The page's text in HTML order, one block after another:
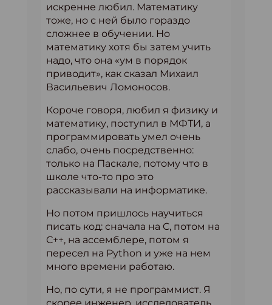
искренне любил. Математику
тоже, но с ней было гораздо
сложнее в обучении. Но
математику хотя бы затем учить
надо, что она «ум в порядок
приводит», как сказал Михаил
Васильевич Ломоносов.
Короче говоря, любил я физику и
математику, поступил в МФТИ, а
программировать умел очень
слабо, очень посредственно:
только на Паскале, потому что в
школе что-то про это
рассказывали на информатике.
Но потом пришлось научиться
писать код: сначала на C, потом на
C++, на ассемблере, потом я
пересел на Python и уже на нем
много времени работаю.
Но, по сути, я не программист. Я
скорее инженер, исследователь,